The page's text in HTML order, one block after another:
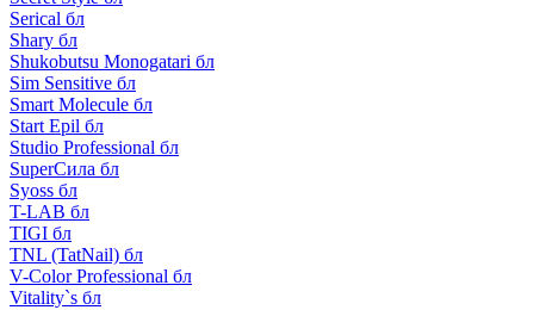
Serical бл
Shary бл
Shukobutsu Monogatari бл
Sim Sensitive бл
Smart Molecule бл
Start Epil бл
Studio Professional бл
SuperСила бл
Syoss бл
T-LAB бл
TIGI бл
TNL (TatNail) бл
V-Color Professional бл
Vitality`s бл